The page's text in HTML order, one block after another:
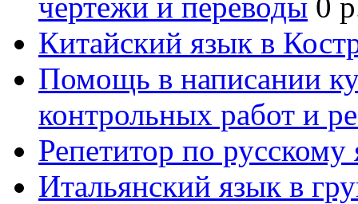
Китайский язык в
Помощь в написании
контрольных работ и
Репетитор по русскому
Итальянский язык в